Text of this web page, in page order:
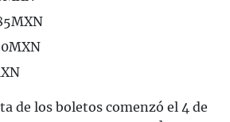
de los boletos comenzó el 4 de